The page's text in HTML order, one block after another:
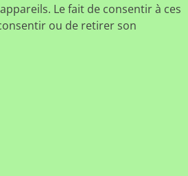
Le fait de consentir à ces
ou de retirer son